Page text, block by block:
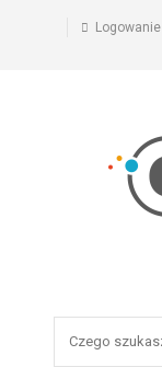
Logowanie